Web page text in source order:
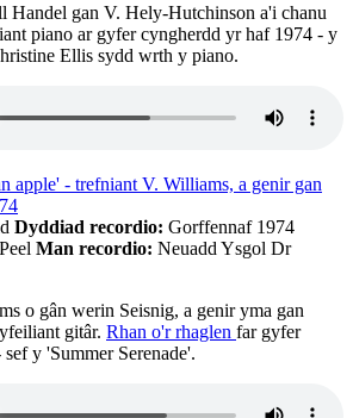
Handel gan V. Hely-Hutchinson a'i chanu
piano ar gyfer cyngherdd yr haf 1974 - y
Ellis sydd wrth y piano.
apple' - trefniant V. Williams, a genir gan
Dyddiad recordio: Gorffennaf 1974
Man recordio: Neuadd Ysgol Dr
o gân werin Seisnig, a genir yma gan
gitâr. Rhan o'r rhaglen far gyfer
y 'Summer Serenade'.